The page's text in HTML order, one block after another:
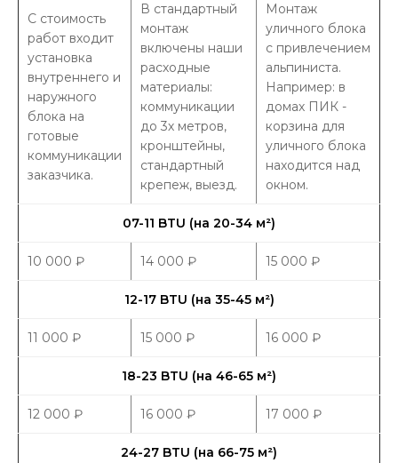
С стоимость
работ входит
установка
внутреннего и
наружного
блока на
готовые
коммуникации
заказчика.
В стандартный
монтаж
включены наши
расходные
материалы:
коммуникации
до 3х метров,
кронштейны,
стандартный
крепеж, выезд.
Монтаж
уличного блока
с привлечением
альпиниста.
Например: в
домах ПИК -
корзина для
уличного блока
находится над
окном.
07-11 BTU (на 20-34 м²)
10 000 ₽ 14 000 ₽ 15 000 ₽
12-17 BTU (на 35-45 м²)
11 000 ₽ 15 000 ₽ 16 000 ₽
18-23 BTU (на 46-65 м²)
12 000 ₽ 16 000 ₽ 17 000 ₽
24-27 BTU (на 66-75 м²)